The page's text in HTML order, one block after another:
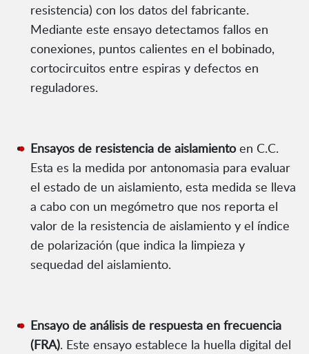
resistencia) con los datos del fabricante.
Mediante este ensayo detectamos fallos en
conexiones, puntos calientes en el bobinado,
cortocircuitos entre espiras y defectos en
reguladores.
Ensayos de resistencia de aislamientoen C.C.
Esta es la medida por antonomasia para evaluar
el estado de un aislamiento, esta medida se lleva
a cabo con un megómetro que nos reporta el
valor de la resistencia de aislamiento y el índice
de polarización (que indica la limpieza y
sequedad del aislamiento.
Ensayo de análisis de respuesta en frecuencia
(FRA). Este ensayo establece la huella digital del